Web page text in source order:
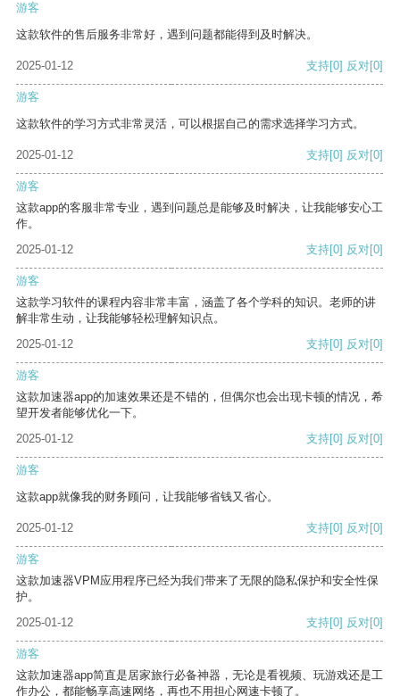
游客
这款软件的售后服务非常好，遇到问题都能得到及时解决。
2025-01-12 支持[0] 反对[0]
游客
这款软件的学习方式非常灵活，可以根据自己的需求选择学习方式。
2025-01-12 支持[0] 反对[0]
游客
这款app的客服非常专业，遇到问题总是能够及时解决，让我能够安心工
作。
2025-01-12
支持[0] 反对[0]
游客
这款学习软件的课程内容非常丰富，涵盖了各个学科的知识。老师的讲
解非常生动，让我能够轻松理解知识点。
2025-01-12
支持[0] 反对[0]
游客
这款加速器app的加速效果还是不错的，但偶尔也会出现卡顿的情况，希
望开发者能够优化一下。
2025-01-12
支持[0] 反对[0]
游客
这款app就像我的财务顾问，让我能够省钱又省心。
2025-01-12 支持[0] 反对[0]
游客
这款加速器VPM应用程序已经为我们带来了无限的隐私保护和安全性保
护。
2025-01-12
支持[0] 反对[0]
游客
这款加速器app简直是居家旅行必备神器，无论是看视频、玩游戏还是工
作办公，都能畅享高速网络，再也不用担心网速卡顿了。